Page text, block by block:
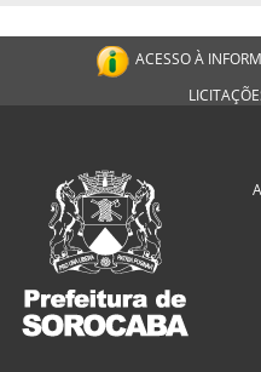
ACESSO À